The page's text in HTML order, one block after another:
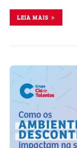
LEIA MAIS